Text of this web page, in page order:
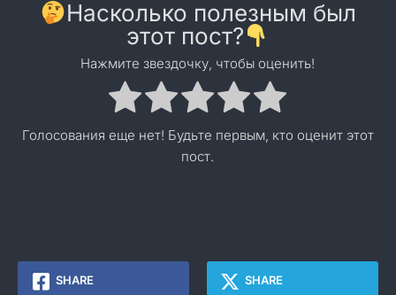
Насколько полезным был
этот пост?
Нажмите звездочку, чтобы оценить!
Голосования еще нет! Будьте первым, кто оценит этот
пост.
SHARE SHARE